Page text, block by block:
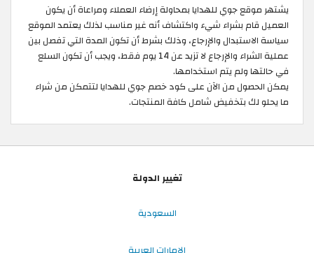
يشتهر موقع جوي للهدايا بمحاولة إرضاء العملاء ومراعاة أن يكون
العميل قام بشراء شيء واكتشاف أنه غير مناسب لذلك يعتمد الموقع
سياسة الاستبدال والإرجاع، وذلك بشرط أن تكون المدة التي تفصل بين
عملية الشراء والإرجاع لا تزيد عن 14 يوم فقط، ويجب أن تكون السلع
في حالتها ولم يتم استخدامها.
يمكن الحصول من الآن على كود خصم جوي للهدايا لتتمكن من شراء
ما يحلو لك بتخفيض شامل كافة المنتجات.
تغيير الدولة
السعودية